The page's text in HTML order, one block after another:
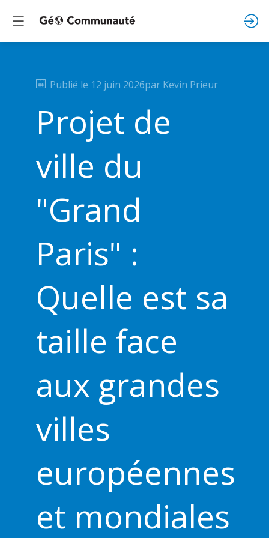
Publié le 12 juin 2026par Kevin Prieur
Projet de
ville du
"Grand
Paris" :
Quelle est sa
taille face
aux grandes
villes
européennes
et mondiales